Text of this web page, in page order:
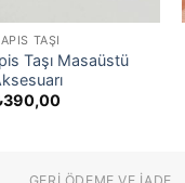
TAŞI
Taşı Masaüstü
390,00